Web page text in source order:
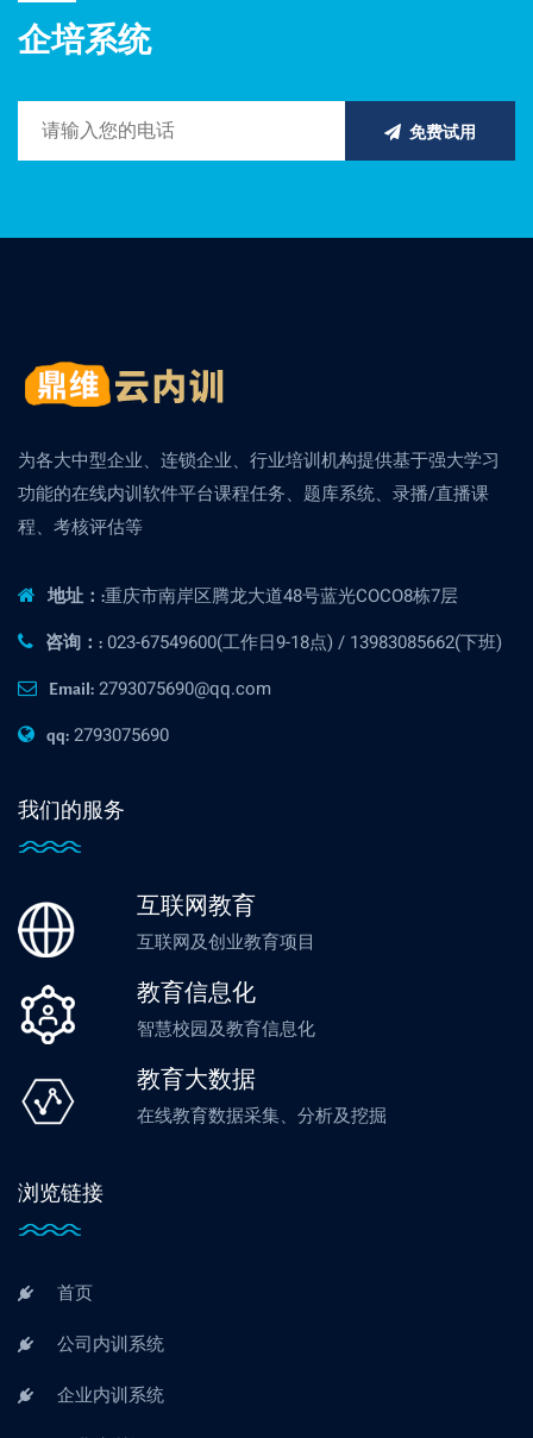
企培系统
免费试用
为各大中型企业、连锁企业、行业培训机构提供基于强大学习
功能的在线内训软件平台课程任务、题库系统、录播/直播课
程、考核评估等
地址：:重庆市南岸区腾龙大道48号蓝光COCO8栋7层
咨询：: 023-67549600(工作日9-18点) / 13983085662(下班)
Email: 2793075690@qq.com
qq: 2793075690
我们的服务
互联网教育
互联网及创业教育项目
教育信息化
智慧校园及教育信息化
教育大数据
在线教育数据采集、分析及挖掘
浏览链接
首页
公司内训系统
企业内训系统